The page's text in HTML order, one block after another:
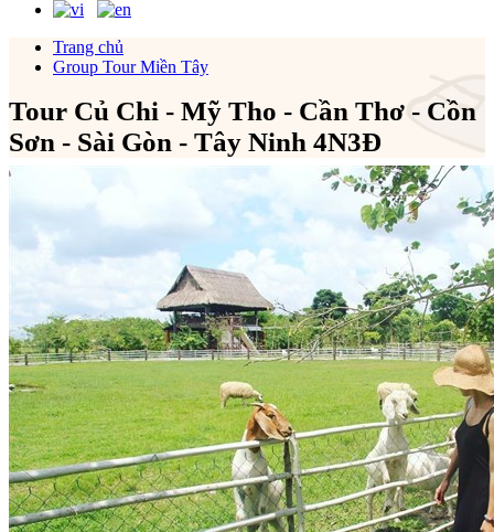
Trang chủ
Group Tour Miền Tây
Tour Củ Chi - Mỹ Tho - Cần Thơ - Cồn
Sơn - Sài Gòn - Tây Ninh 4N3Đ